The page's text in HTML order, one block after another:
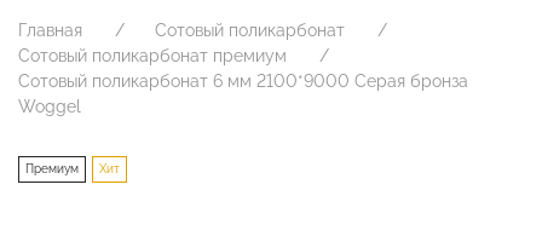
Главная
Сотовый поликарбонат
Сотовый поликарбонат премиум
Сотовый поликарбонат 6 мм 2100*9000 Серая бронза
Woggel
Премиум Хит